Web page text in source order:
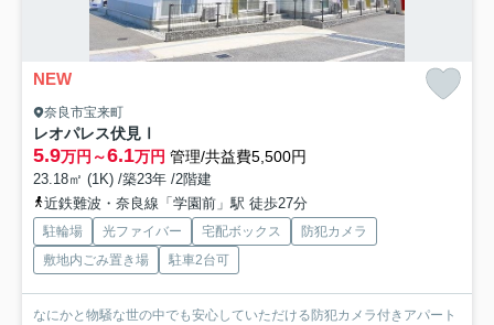
NEW
奈良市宝来町
レオパレス伏見Ⅰ
5.9万円～6.1万円 管理/共益費5,500円
23.18㎡ (1K) /築23年 /2階建
近鉄難波・奈良線「学園前」駅 徒歩27分
駐輪場 光ファイバー 宅配ボックス
防犯カメラ
敷地内ごみ置き場
駐車2台可
なにかと物騒な世の中でも安心していただける防犯カメラ付きアパート